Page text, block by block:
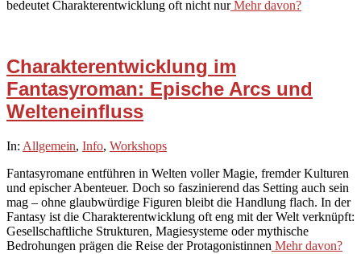
bedeutet Charakterentwicklung oft nicht nurMehr davon?
Charakterentwicklung im
Fantasyroman: Epische Arcs und
Welteneinfluss
2025-
06
In: Allgemein, Info, Workshops
Fantasyromane entführen in Welten voller Magie, fremder Kulturen
und epischer Abenteuer. Doch so faszinierend das Setting auch sein
mag – ohne glaubwürdige Figuren bleibt die Handlung flach. In der
Fantasy ist die Charakterentwicklung oft eng mit der Welt verknüpft:
Gesellschaftliche Strukturen, Magiesysteme oder mythische
Bedrohungen prägen die Reise der Protagonistinnen Mehr davon?